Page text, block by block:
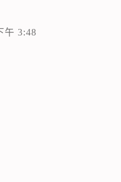
午 3:48